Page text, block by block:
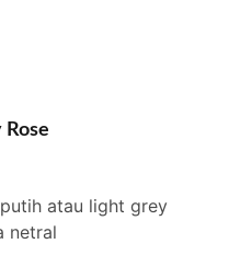
atau light grey
netral